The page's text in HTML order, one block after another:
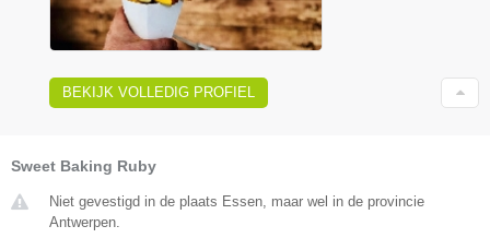
BEKIJK VOLLEDIG PROFIEL
Sweet Baking Ruby
Niet gevestigd in de plaats Essen, maar wel in de provincie
Antwerpen.